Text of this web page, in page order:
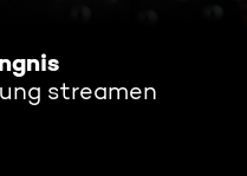
streamen